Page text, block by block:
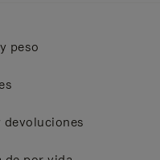
peso
devoluciones